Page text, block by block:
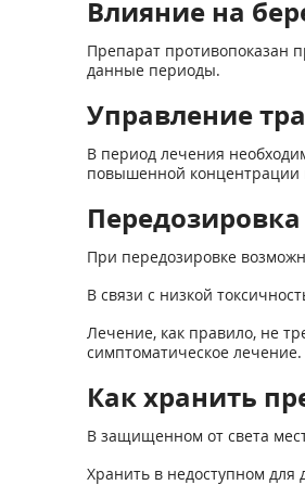
Влияние на
Препарат противопоказан
данные периоды.
Управление
В период лечения
повышенной концентрации
Передозировка
При передозировке
В связи с низкой
Лечение, как правило, не
симптоматическое лечение.
Как хранить
В защищенном от света
Хранить в недоступном для